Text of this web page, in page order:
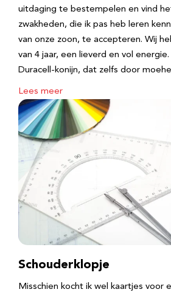
uitdaging te bestempelen en vind
zwakheden, die ik pas heb leren
van onze zoon, te accepteren. Wij
van 4 jaar, een lieverd en vol
Duracell-konijn, dat zelfs door
Lees meer
Schouderklopje
Misschien kocht ik wel kaartjes voor